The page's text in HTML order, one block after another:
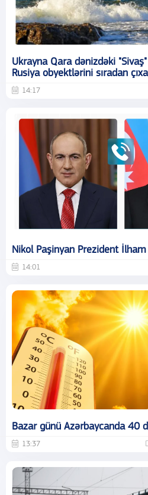
Ukrayna Qara dənizdəki
Rusiya obyektlərini sıradan
14:17
Nikol Paşinyan Prezident
14:01
Bazar günü Azərbaycanda 40
13:37